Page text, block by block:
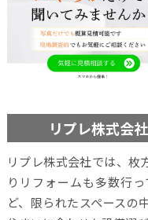
リプレ株式会
リプレ株式会社では、枚
りリフォームも多数行
ど、限られたスペースの